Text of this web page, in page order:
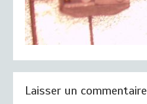
Laisser un commentaire